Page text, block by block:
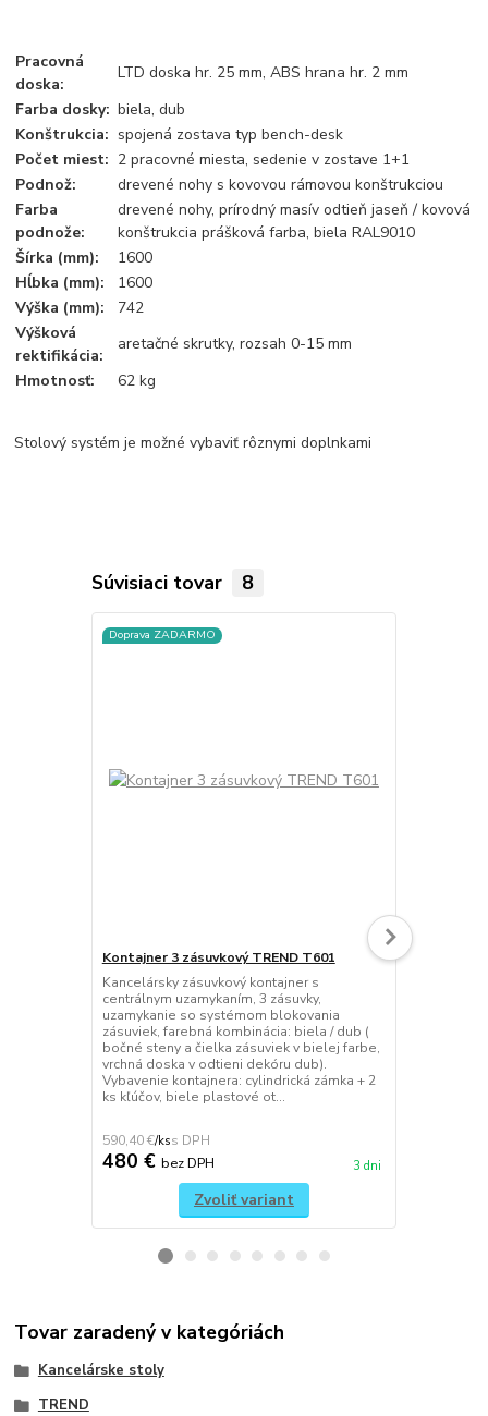
Pracovná
doska:
LTD doska hr. 25 mm, ABS hrana hr. 2 mm
Farba dosky: biela, dub
Konštrukcia: spojená zostava typ bench-desk
Počet miest: 2 pracovné miesta, sedenie v zostave 1+1
Podnož:
drevené nohy s kovovou rámovou konštrukciou
Farba
podnože:
drevené nohy, prírodný masív odtieň jaseň / kovová
konštrukcia prášková farba, biela RAL9010
Šírka (mm):
1600
Hĺbka (mm):
1600
Výška (mm):
742
Výšková
rektifikácia:
aretačné skrutky, rozsah 0-15 mm
Hmotnosť:
62 kg
Stolový systém je možné vybaviť rôznymi doplnkami
Súvisiaci tovar 8
Doprava ZADARMO
Kontajner 3 zásuvkový TREND T601
Kancelársky zásuvkový kontajner s
centrálnym uzamykaním, 3 zásuvky,
uzamykanie so systémom blokovania
zásuviek, farebná kombinácia: biela / dub (
bočné steny a čielka zásuviek v bielej farbe,
vrchná doska v odtieni dekóru dub).
Vybavenie kontajnera: cylindrická zámka + 2
ks kľúčov, biele plastové ot...
590,40 €/ks
480 € bez DPH 3 dni
Zvoliť variant
Káblový
Tovar zaradený v kategóriách
Kancelárske stoly
TREND